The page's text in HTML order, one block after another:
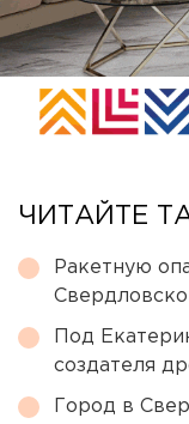
ЧИТАЙТЕ
Ракетную
Под
создателя
Город в